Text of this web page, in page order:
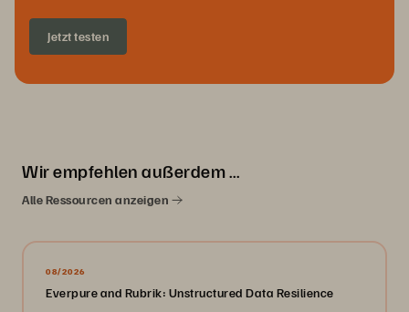
Jetzt testen
Wir empfehlen außerdem …
Alle Ressourcen anzeigen
08/2026
Everpure and Rubrik: Unstructured Data Resilience